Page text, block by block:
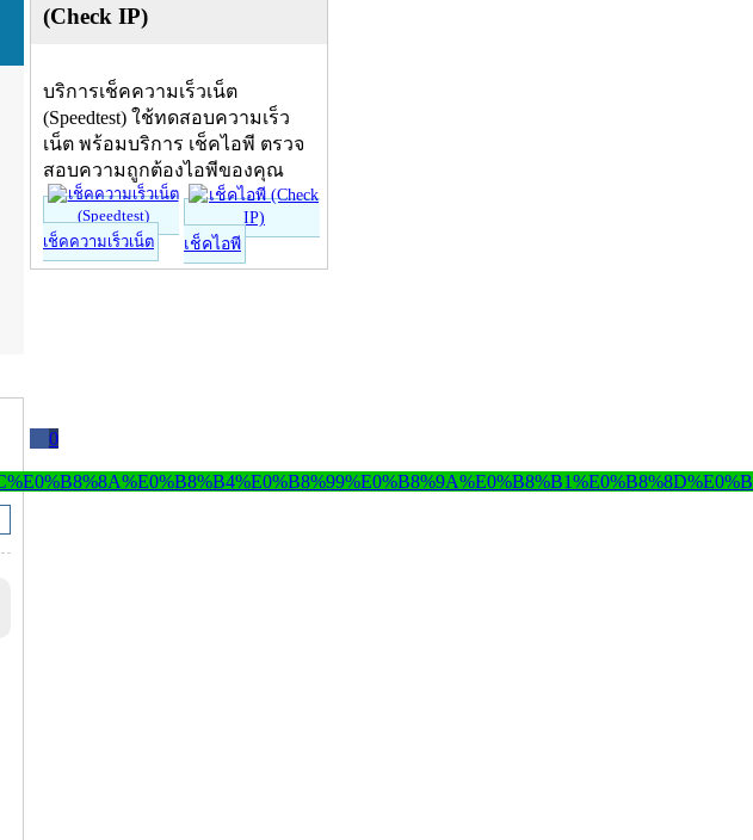
0
(Check IP)
บริการเช็คความเร็วเน็ต
(Speedtest) ใช้ทดสอบความเร็ว
เน็ต พร้อมบริการ เช็คไอพี ตรวจ
สอบความถูกต้องไอพีของคุณ
เช็คความเร็วเน็ต เช็คไอพี